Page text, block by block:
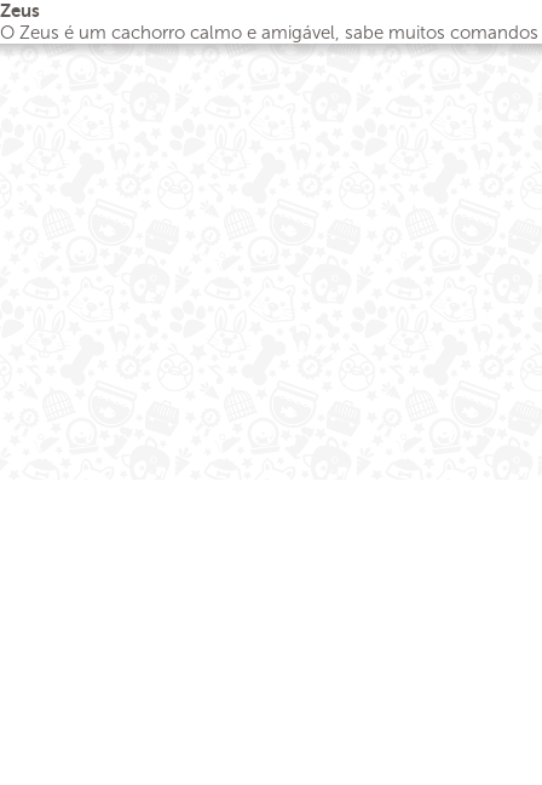
Zeus
O Zeus é um cachorro calmo e amigável, sabe muitos